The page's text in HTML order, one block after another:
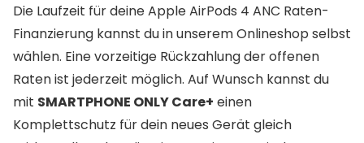
Die Laufzeit für deine Apple AirPods 4 ANC Raten-
Finanzierung kannst du in unserem Onlineshop selbst
wählen. Eine vorzeitige Rückzahlung der offenen
Raten ist jederzeit möglich. Auf Wunsch kannst du
mit SMARTPHONE ONLY Care+ einen
Komplettschutz für dein neues Gerät gleich